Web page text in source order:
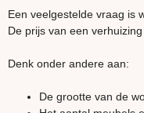
Een veelgestelde vraag is
De prijs van een
Denk onder andere aan:
De grootte van de